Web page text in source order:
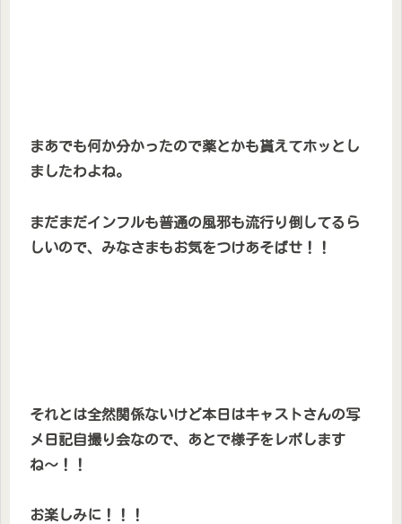
まあでも何か分かったので薬とかも貰えてホッとし
ましたわよね。
まだまだインフルも普通の風邪も流行り倒してるら
しいので、みなさまもお気をつけあそばせ！！
それとは全然関係ないけど本日はキャストさんの写
メ日記自撮り会なので、あとで様子をレポします
ね〜！！
お楽しみに！！！